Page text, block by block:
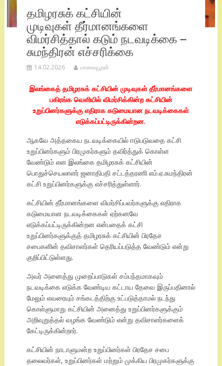
தமிழரசுக் கட்சியின்
முடிவுகள் தீர்மானங்களை
விமர்சித்தால் கடும் நடவடிக்கை –
சுமந்திரன் எச்சரிக்கை
14.02.2026 மாவையூரன்
இலங்கைத் தமிழரசுக் கட்சியின் முடிவுகள் தீர்மானங்களை
பகிரங்க வெளியில் விமர்சிக்கின்ற கட்சியின்
உறுப்பினர்களுக்கு எதிராக கடுமையான நடவடிக்கைகள்
எடுக்கப்பட்டிருக்கின்றன.
ஆகவே அத்தகைய நடவடிக்கையில் ஈடுபடுவதை கட்சி
உறுப்பினர்களும் பிரமுகர்களும் தவிர்த்துக் கொள்ள
வேண்டும் என இலங்கை தமிழரசுக் கட்சியின்
பொதுச்செயலாளர் ஜனாதிபதி சட்டத்தரணி எம்.ஏ.சுமந்திரன்
கட்சி உறுப்பினர்களுக்கு எச்சரித்துள்ளார்.
கட்சியின் தீர்மானங்களை விமர்சிப்பவர்களுக்கு எதிராக
கடுமையான நடவடிக்கைகள் ஏற்கனவே
எடுக்கப்பட்டிருக்கின்றன என்பதைக் கட்சி
உறுப்பினர்களுக்குத் தமிழரசுக் கட்சியின் பிரதேச
சபைகளின் தவிசாளர்கள் தெரியப்படுத்த வேண்டும் என்று
குறிப்பிட்டுள்ளது.
அவர் அனைத்து முறைப்பாடுகள் சம்பந்தமாகவும்
நடவடிக்கை எடுக்க வேண்டிய கட்டாய தேவை இருப்பதினால்
மேலும் எவரையும் சங்கடத்திற்கு உட்படுத்தாமல் நடந்து
கொள்ளுமாறு கட்சியின் அனைத்து உறுப்பினர்களுக்கும்
அறிவுறுத்தல் வழங்க வேண்டும் என்று தவிசாளர்களைக்
கேட்டிருக்கின்றார்.
கட்சியின் நாடாளுமன்ற உறுப்பினர்கள் பிரதேச சபை
தலைவர்கள், உறுப்பினர்கள் மற்றும் முக்கிய பிரமுகர்களுக்கு